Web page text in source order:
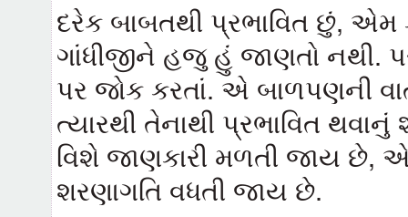
દરેક બાબતથી પ્રભાવિત છું,
ગાંધીજીને હજુ હું જાણતો
પર જોક કરતાં. એ બાળપણની
ત્યારથી તેનાથી પ્રભાવિત
વિશે જાણકારી મળતી જાય છે,
શરણાગતિ વધતી જાય છે.